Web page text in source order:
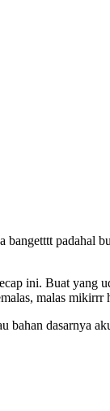
padahal
ini. Buat yang
malas mikirrr
bahan dasarnya